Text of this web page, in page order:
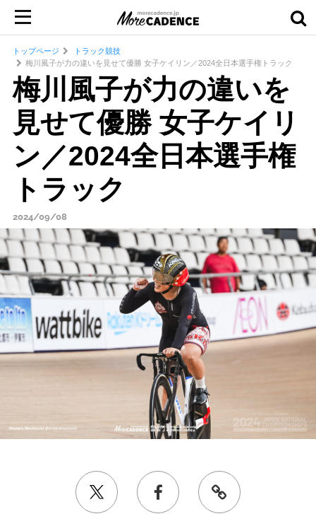
トップページ
トラック競技
梅川風子が力の違いを見せて優勝 女子ケイリン／2024全日本選手権トラック
梅川風子が力の違いを
見せて優勝 女子ケイリ
ン／2024全日本選手権
トラック
2024/09/08